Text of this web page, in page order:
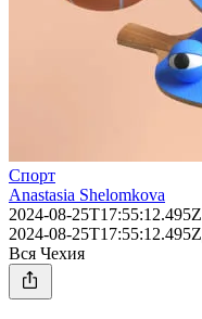
Спорт
Anastasia Shelomkova
2024-08-25T17:55:12.495Z
2024-08-25T17:55:12.495Z
Вся Чехия